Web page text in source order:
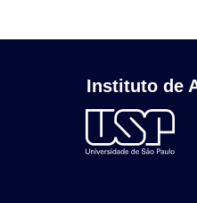
Instituto de